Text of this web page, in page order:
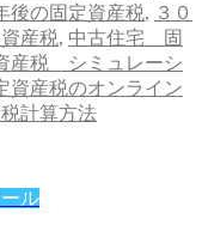
後の固定資産税, ３０
産税, 中古住宅 固
産税 シミュレーシ
資産税のオンライン
計算方法
ル